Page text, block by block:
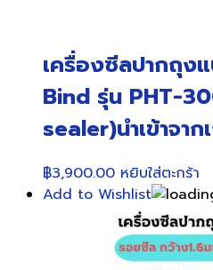
เครื่องซีลปากถุง
Bind รุ่น PHT-
sealer)นำเข้าจาก
฿3,900.00 หยิบใส่ตะกร้า
Add to Wishlist